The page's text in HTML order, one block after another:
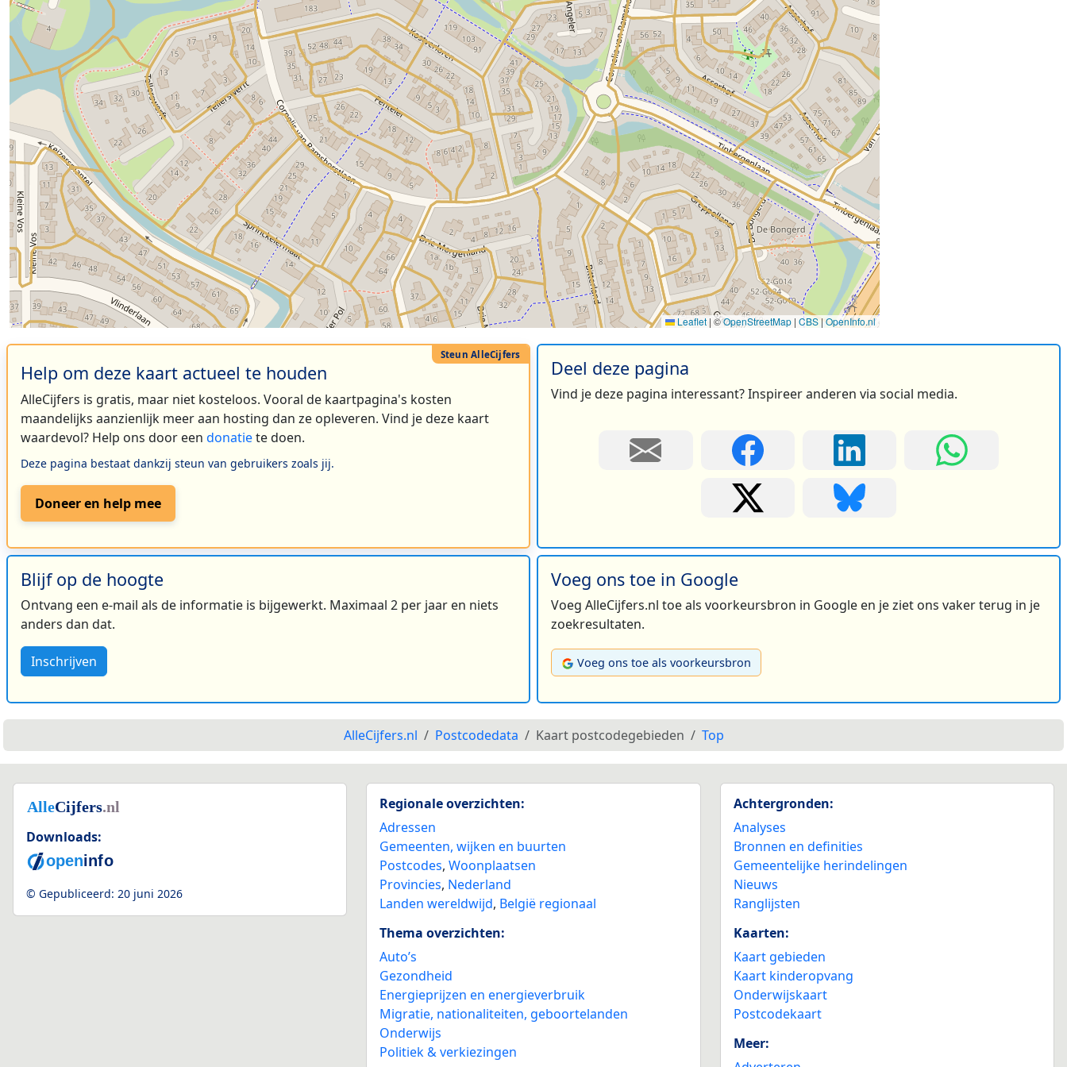
Leaflet | ©OpenStreetMap | CBS | OpenInfo.nl
Help om deze kaart actueel te houden
AlleCijfers is gratis, maar niet kosteloos. Vooral de kaartpagina's kosten
maandelijks aanzienlijk meer aan hosting dan ze opleveren. Vind je deze kaart
waardevol? Help ons door een donatiete doen.
Deze pagina bestaat dankzij steun van gebruikers zoals jij.
Doneer en help mee
Deel deze pagina
Vind je deze pagina interessant? Inspireer anderen via social media.
Blijf op de hoogte
Ontvang een e-mail als de informatie is bijgewerkt. Maximaal 2 per jaar en niets
anders dan dat.
Inschrijven
Voeg ons toe in Google
Voeg AlleCijfers.nl toe als voorkeursbron in Google en je ziet ons vaker terug in je
zoekresultaten.
Voeg ons toe als voorkeursbron
AlleCijfers.nl Postcodedata Kaart postcodegebieden Top
Downloads:
© Gepubliceerd: 20 juni 2026
Regionale overzichten:
Adressen
Gemeenten, wijken en buurten
Postcodes,Woonplaatsen
Provincies, Nederland
Landen wereldwijd, België regionaal
Thema overzichten:
Auto’s
Gezondheid
Energieprijzen en energieverbruik
Migratie, nationaliteiten, geboortelanden
Onderwijs
Politiek & verkiezingen
Achtergronden:
Analyses
Bronnen en definities
Gemeentelijke herindelingen
Nieuws
Ranglijsten
Kaarten:
Kaart gebieden
Kaart kinderopvang
Onderwijskaart
Postcodekaart
Meer: